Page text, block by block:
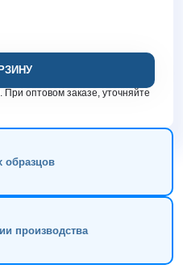
оптовом заказе, уточняйте
образцов
производства